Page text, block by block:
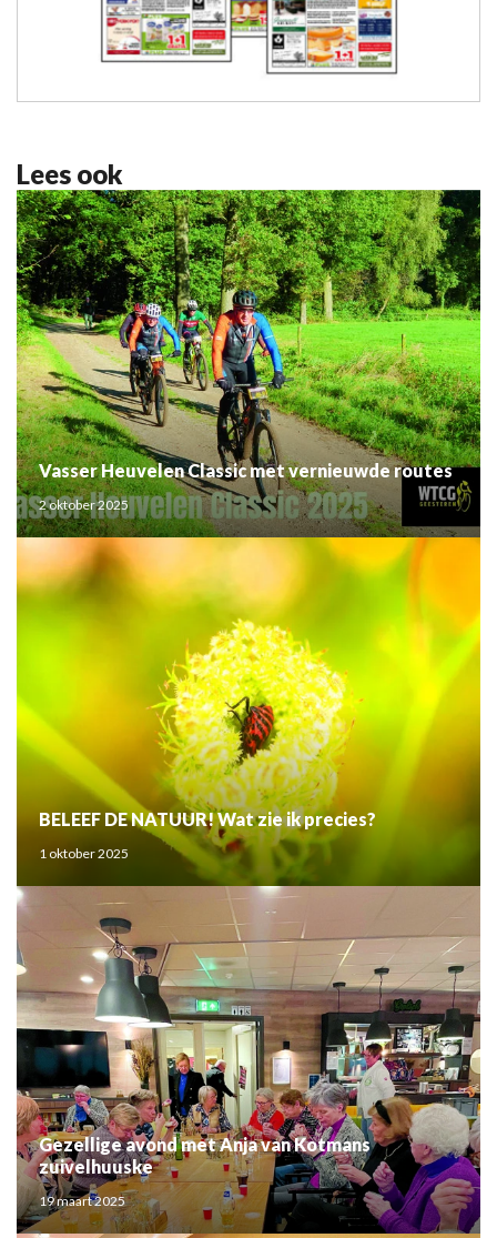
Lees ook
Vasser Heuvelen Classic met vernieuwde routes
2 oktober 2025
BELEEF DE NATUUR! Wat zie ik precies?
1 oktober 2025
Gezellige avond met Anja van Kotmans
zuivelhuuske
19 maart 2025